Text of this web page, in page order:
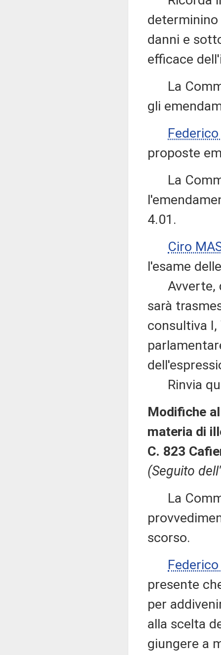
danni e
efficace
La
gli
Federico
proposte
La
4.01.
Ciro
l'esame
Avverte,
sarà
consultiva I,
Rinvia
Modifiche
materia di
C. 823
(Seguito
La
scorso.
Federico
presente
per
alla scelta
giungere a